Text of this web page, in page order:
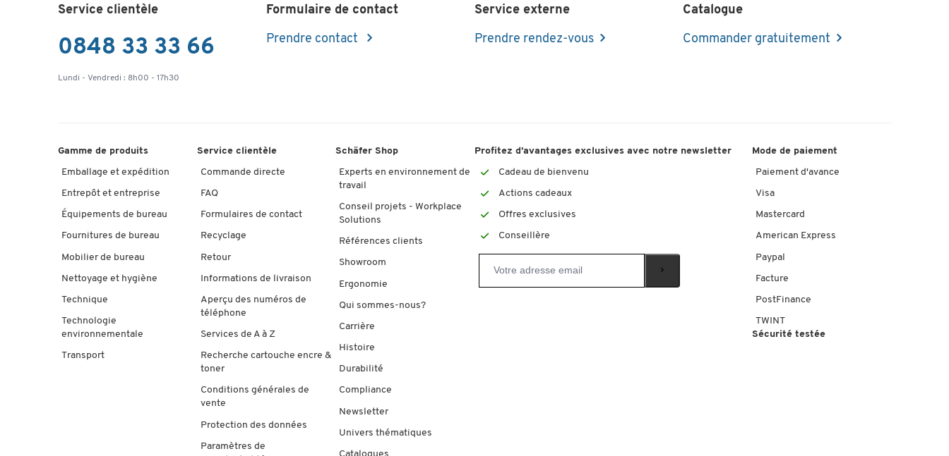
Service clientèle
0848 33 33 66
Lundi - Vendredi : 8h00 - 17h30
Formulaire de contact
Prendre contact
Service externe
Prendre rendez-vous
Catalogue
Commander gratuitement
Gamme de produits
Emballage et expédition
Entrepôt et entreprise
Équipements de bureau
Fournitures de bureau
Mobilier de bureau
Nettoyage et hygiène
Technique
Technologie
environnementale
Transport
Service clientèle
Commande directe
FAQ
Formulaires de contact
Recyclage
Retour
Informations de livraison
Aperçu des numéros de
téléphone
Services de A à Z
Recherche cartouche encre &
toner
Conditions générales de
vente
Protection des données
Paramètres de
Schäfer Shop
Experts en environnement de
travail
Conseil projets - Workplace
Solutions
Références clients
Showroom
Ergonomie
Qui sommes-nous?
Carrière
Histoire
Durabilité
Compliance
Newsletter
Univers thématiques
Profitez d’avantages exclusives avec notre newsletter
Cadeau de bienvenu
Actions cadeaux
Offres exclusives
Conseillère
Mode de paiement
Paiement d'avance
Visa
Mastercard
American Express
Paypal
Facture
PostFinance
TWINT
Sécurité testée